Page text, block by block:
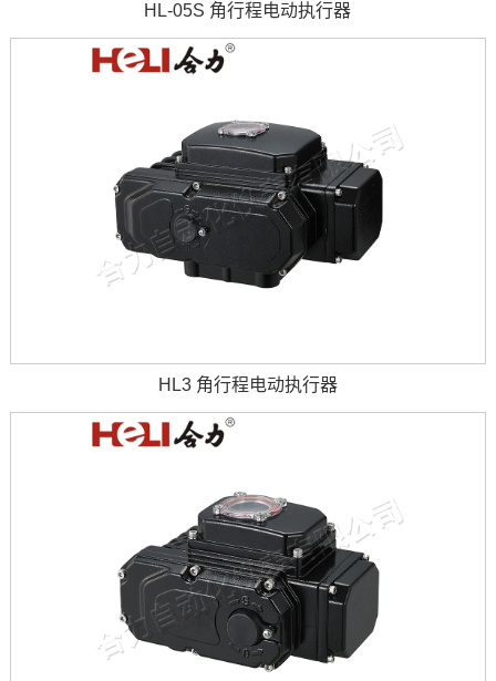
HL-05S 角行程电动执行器
HL3 角行程电动执行器